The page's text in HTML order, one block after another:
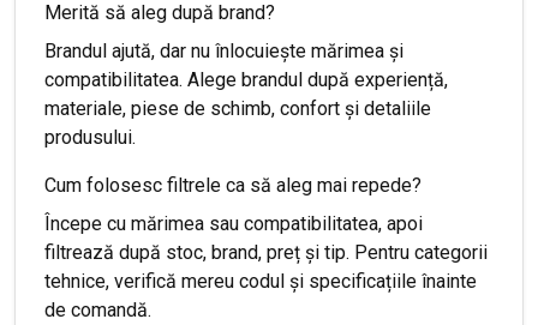
Merită să aleg după brand?
Brandul ajută, dar nu înlocuiește mărimea și
compatibilitatea. Alege brandul după experiență,
materiale, piese de schimb, confort și detaliile
produsului.
Cum folosesc filtrele ca să aleg mai repede?
Începe cu mărimea sau compatibilitatea, apoi
filtrează după stoc, brand, preț și tip. Pentru categorii
tehnice, verifică mereu codul și specificațiile înainte
de comandă.